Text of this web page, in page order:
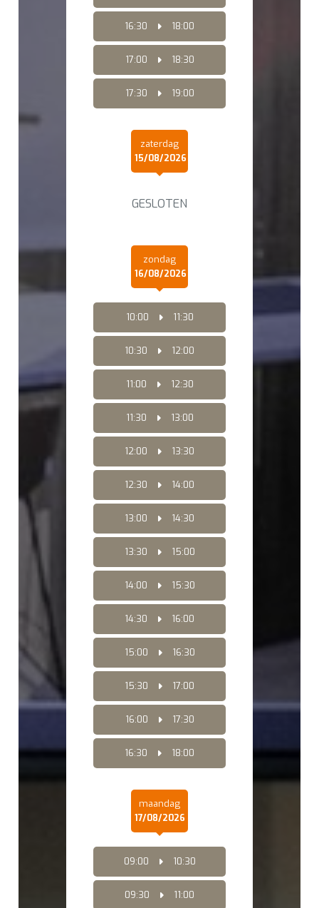
16:30 18:00
17:00 18:30
17:30 19:00
zaterdag
15/08/2026
GESLOTEN
zondag
16/08/2026
10:00 11:30
10:30 12:00
11:00 12:30
11:30 13:00
12:00 13:30
12:30 14:00
13:00 14:30
13:30 15:00
14:00 15:30
14:30 16:00
15:00 16:30
15:30 17:00
16:00 17:30
16:30 18:00
maandag
17/08/2026
09:00 10:30
09:30 11:00